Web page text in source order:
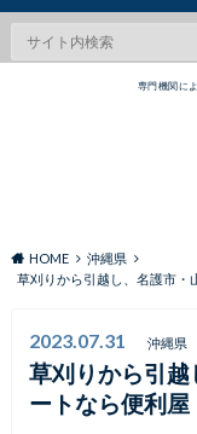
専門機関に
HOME
沖縄県
草刈りから引越し、名護市・
2023.07.31 沖縄県
草刈りから引
ートなら便利屋